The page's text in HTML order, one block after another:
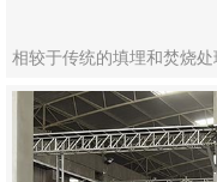
相较于传统的填埋和焚烧